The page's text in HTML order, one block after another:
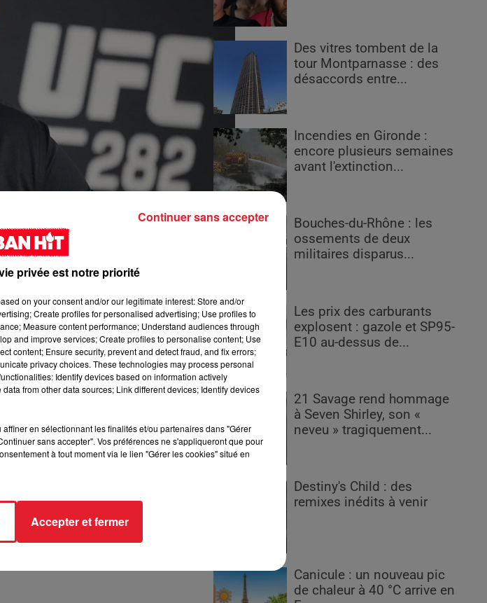
divise les combattants et
pris la parole pour défendre sa
dénoncé des cachets jugés
: « Je devrais te payer 370 000
ont également critiqué la
remettant en question le
Des vitres tombent de la
tour Montparnasse : des
désaccords entre...
Incendies en Gironde :
encore plusieurs semaines
avant l'extinction...
Bouches-du-Rhône : les
ossements de deux
militaires disparus...
Les prix des carburants
explosent : gazole et SP95-
E10 au-dessus de...
21 Savage rend hommage
à Seven Shirley, son «
neveu » tragiquement...
Destiny's Child : des
remixes inédits à venir
Canicule : un nouveau pic
de chaleur à 40 °C arrive en
privée est notre priorité
on your consent and/or our legitimate interest: Store and/or
Create profiles for personalised advertising; Use profiles to
Measure content performance; Understand audiences through
and improve services; Create profiles to personalise content; Use
content; Ensure security, prevent and detect fraud, and fix errors;
privacy choices. These technologies may process personal
Identify devices based on information actively
from other data sources; Link different devices; Identify devices
en sélectionnant les finalités et/ou partenaires dans "Gérer
sans accepter". Vos préférences ne s'appliqueront que pour
à tout moment via le lien "Gérer les cookies" situé en
Accepter et fermer
Continuer sans accepter